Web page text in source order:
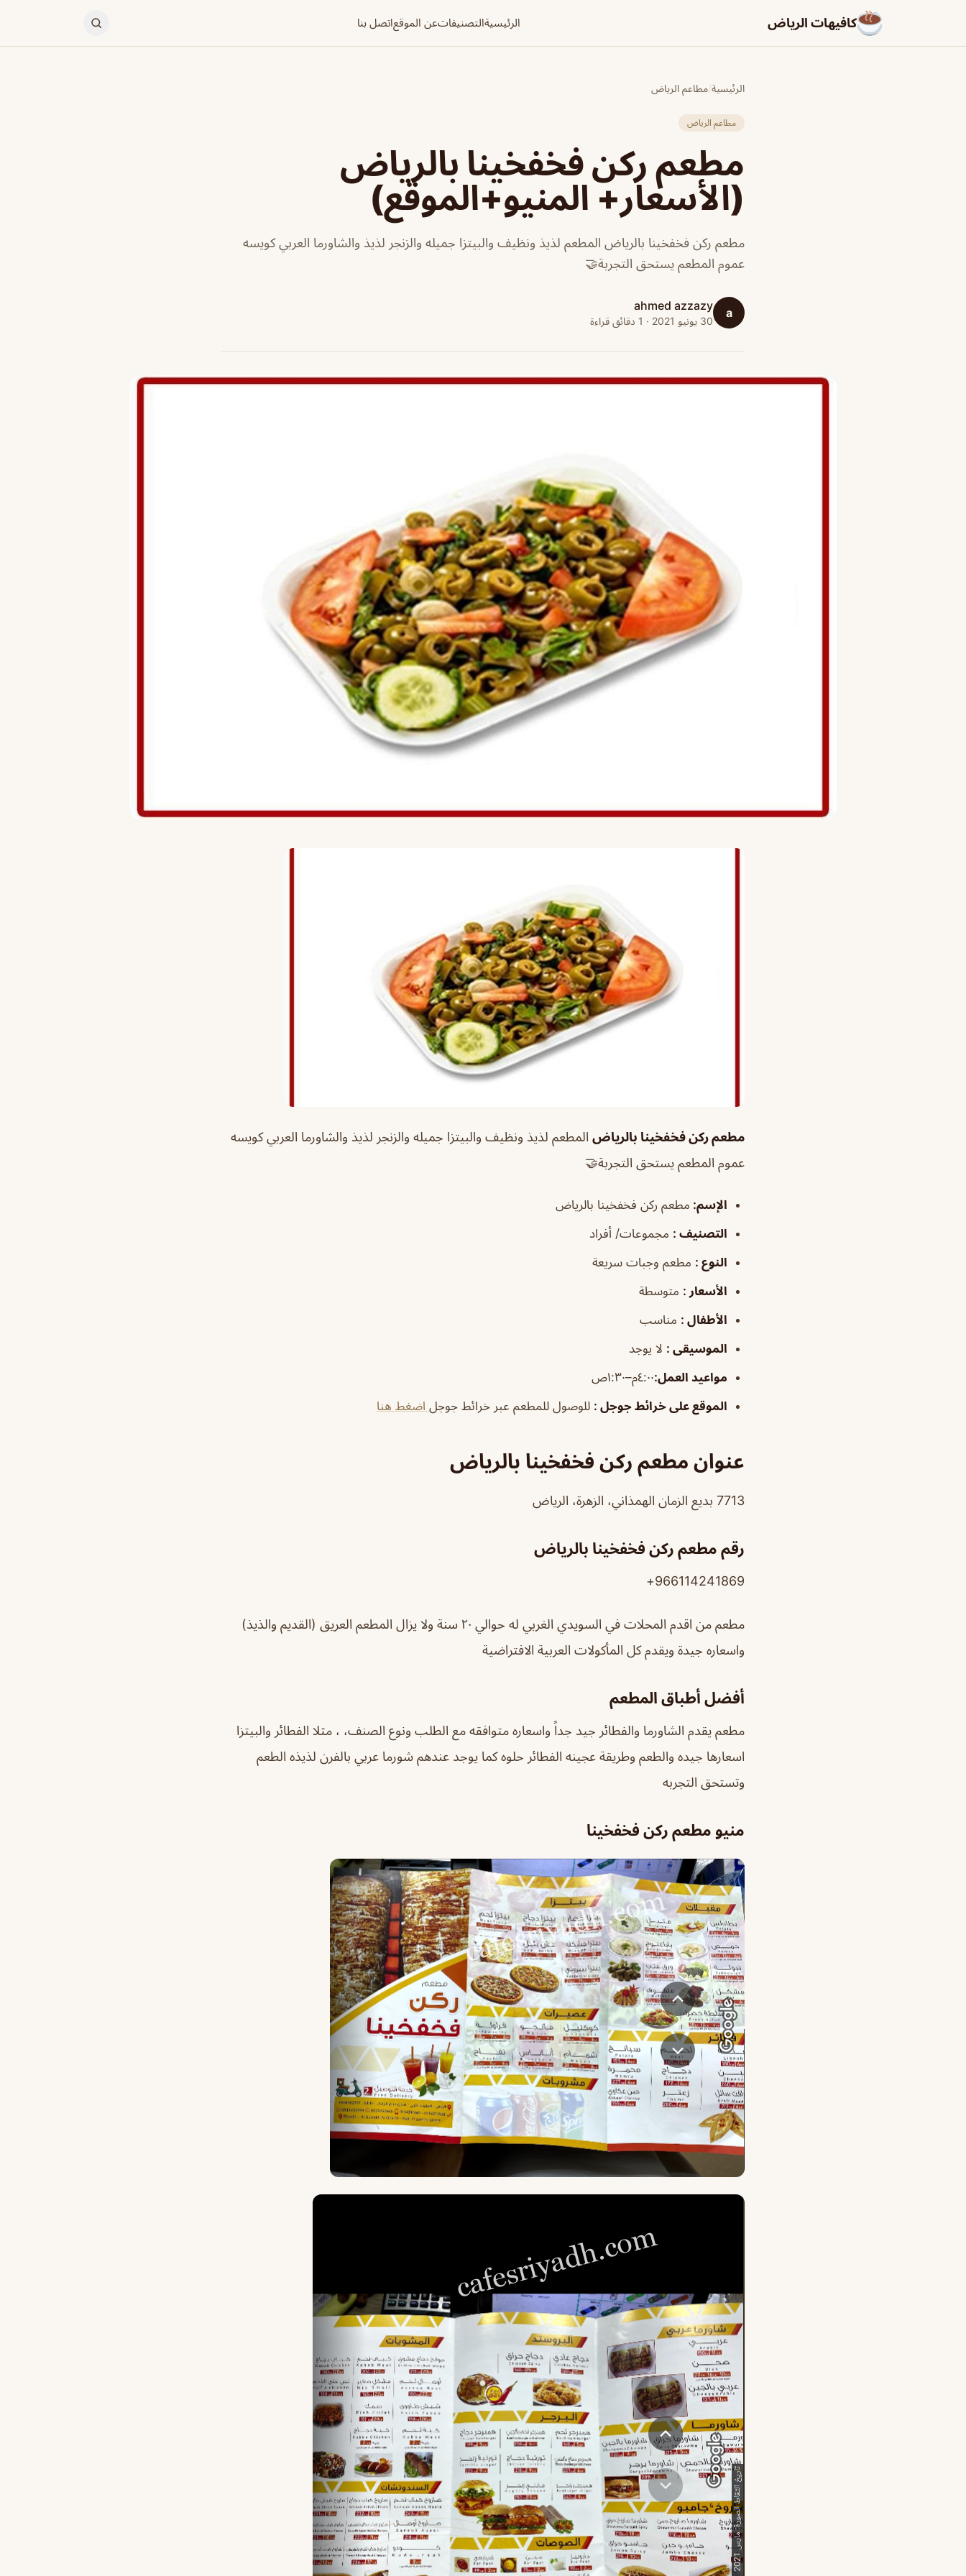
كافيهات الرياض الرئيسيةالتصنيفاتعن الموقعاتصل بنا
الرئيسية/مطاعم الرياض
مطاعم الرياض
مطعم ركن فخفخينا بالرياض
(الأسعار+ المنيو+الموقع)
مطعم ركن فخفخينا بالرياض المطعم لذيذ ونظيف والبيتزا جميله والزنجر لذيذ والشاورما العربي كويسه
عموم المطعم يستحق التجربة🤝
a
ahmed azzazy
30 يونيو 2021 · 1 دقائق قراءة
مطعم ركن فخفخينا بالرياض المطعم لذيذ ونظيف والبيتزا جميله والزنجر لذيذ والشاورما العربي كويسه
عموم المطعم يستحق التجربة🤝
الإسم: مطعم ركن فخفخينا بالرياض
التصنيف : مجموعات/ أفراد
النوع : مطعم وجبات سريعة
الأسعار : متوسطة
الأطفال : مناسب
الموسيقى : لا يوجد
مواعيد العمل:٤:٠٠م–١:٣٠ص
الموقع على خرائط جوجل : للوصول للمطعم عبر خرائط جوجل اضغط هنا
عنوان مطعم ركن فخفخينا بالرياض
7713 بديع الزمان الهمذاني، الزهرة، الرياض
رقم مطعم ركن فخفخينا بالرياض
966114241869+
مطعم من اقدم المحلات في السويدي الغربي له حوالي ٢٠ سنة ولا يزال المطعم العريق (القديم والذيذ)
واسعاره جيدة ويقدم كل المأكولات العربية الافتراضية
أفضل أطباق المطعم
مطعم يقدم الشاورما والفطائر جيد جداً واسعاره متوافقه مع الطلب ونوع الصنف، ، مثلا الفطائر والبيتزا
اسعارها جيده والطعم وطريقة عجينه الفطائر حلوه كما يوجد عندهم شورما عربي بالفرن لذيذه الطعم
وتستحق التجربه
منيو مطعم ركن فخفخينا